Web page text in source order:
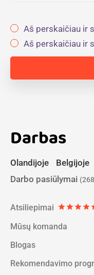
Aš perskaičiau ir
Aš perskaičiau ir
Darbas
Olandijoje Belgijoje
Darbo pasiūlymai
Atsiliepimai starstarstarstar
Mūsų komanda
Blogas
Rekomendavimo